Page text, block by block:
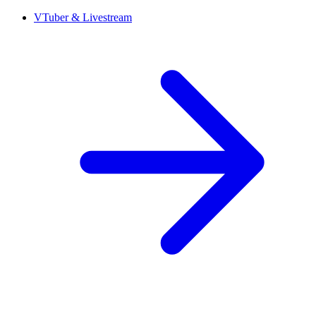
VTuber & Livestream